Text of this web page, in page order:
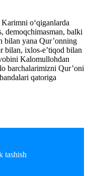
o‘qiganlarda
demoqchimasman, balki
bilan yana Qur’onning
bilan, ixlos-e’tiqod bilan
Kalomullohdan
barchalarimizni Qur’oni
qatoriga
tashish